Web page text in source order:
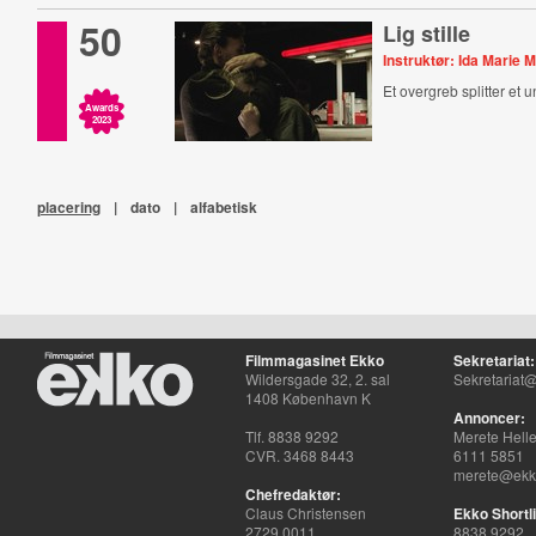
50
Awards
2023
Lig stille
Instruktør: Ida Marie
Et overgreb splitter et
placering | dato | alfabetisk
Filmmagasinet Ekko
Wildersgade 32, 2. sal
1408 København K
Tlf. 8838 9292
CVR. 3468 8443
Chefredaktør:
Claus Christensen
2729 0011
Sekretariat:
Annoncer:
Merete
6111 5851
Ekko
8838 9292